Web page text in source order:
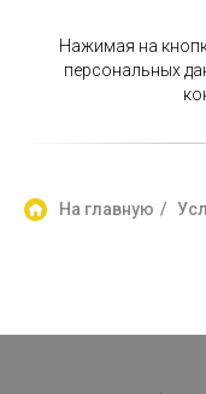
Нажимая на
персональных
На главную /